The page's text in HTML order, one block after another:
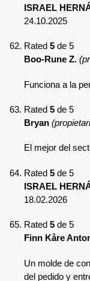
ISRAEL
24.10.2025
Rated 5 de 5
Boo-Rune Z.
Funciona a la
Rated 5 de 5
Bryan
El mejor del
Rated 5 de 5
ISRAEL
18.02.2026
Rated 5 de 5
Finn Kåre
Un molde de
del pedido y